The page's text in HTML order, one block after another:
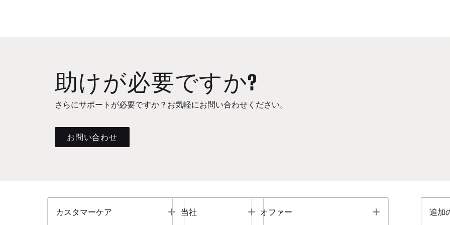
助けが必要ですか?
さらにサポートが必要ですか？お気軽にお問い合わせください。
お問い合わせ
カスタマーケア Toggle
当社 Toggle
オファー Toggle 追加